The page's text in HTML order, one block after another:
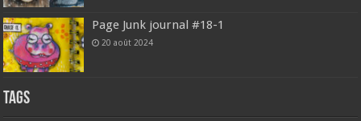
Page Junk journal #18-1
20 août 2024
Tags